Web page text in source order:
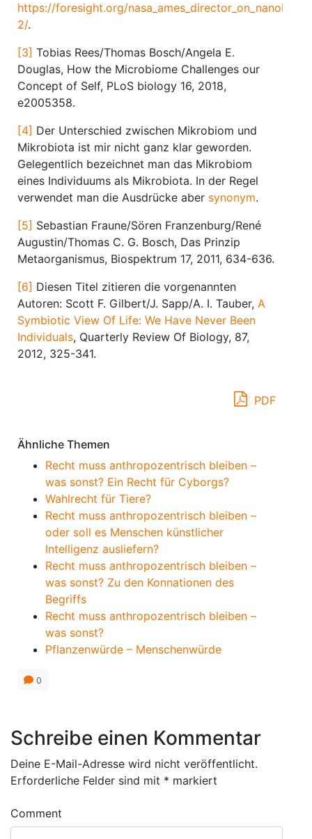
https://foresight.org/
2/.
[3] Tobias Rees/Thomas Bosch/Angela E.
Douglas, How the Microbiome Challenges our
Concept of Self, PLoS biology 16, 2018,
e2005358.
[4] Der Unterschied zwischen Mikrobiom und
Mikrobiota ist mir nicht ganz klar geworden.
Gelegentlich bezeichnet man das Mikrobiom
eines Individuums als Mikrobiota. In der Regel
verwendet man die Ausdrücke aber synonym.
[5] Sebastian Fraune/Sören Franzenburg/René
Augustin/Thomas C. G. Bosch, Das Prinzip
Metaorganismus, Biospektrum 17, 2011, 634-636.
[6] Diesen Titel zitieren die vorgenannten
Autoren: Scott F. Gilbert/J. Sapp/A. I. Tauber, A
Symbiotic View Of Life: We Have Never Been
Individuals, Quarterly Review Of Biology, 87,
2012, 325-341.
PDF
Ähnliche Themen
Recht muss anthropozentrisch bleiben –
was sonst? Ein Recht für Cyborgs?
Wahlrecht für Tiere?
Recht muss anthropozentrisch bleiben –
oder soll es Menschen künstlicher
Intelligenz ausliefern?
Recht muss anthropozentrisch bleiben –
was sonst? Zu den Konnationen des
Begriffs
Recht muss anthropozentrisch bleiben –
was sonst?
Pflanzenwürde – Menschenwürde
0
Schreibe einen Kommentar
Deine E-Mail-Adresse wird nicht veröffentlicht.
Erforderliche Felder sind mit * markiert
Comment